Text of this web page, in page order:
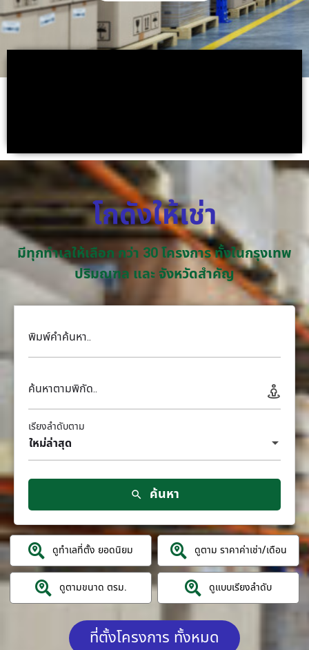
โกดังให้เช่า
มีทุกทำเลให้เลือก กว่า 30 โครงการ ทั้งในกรุงเทพ
ปริมณฑล และ จังหวัดสำคัญ
พิมพ์คำค้นหา..
ค้นหาตามพิกัด..
ใหม่ล่าสุด
เรียงลำดับตาม
ค้นหา
ดูทำเลที่ตั้ง ยอดนิยม ดูตาม ราคาค่าเช่า/เดือน
ดูตามขนาด ตรม. ดูแบบเรียงลำดับ
ที่ตั้งโครงการ ทั้งหมด